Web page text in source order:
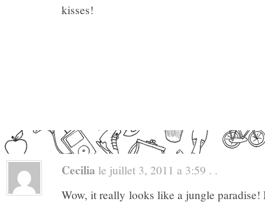
kisses!
Cecilia le juillet 3, 2011 a 3:59 . .
Wow, it really looks like a jungle paradise!